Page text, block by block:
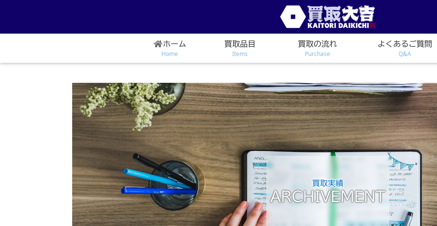
買取実績
ARCHIVEMENT
ホーム
Home
買取品目
Items
買取の流れ
Purchase
よくあるご質問
Q&A